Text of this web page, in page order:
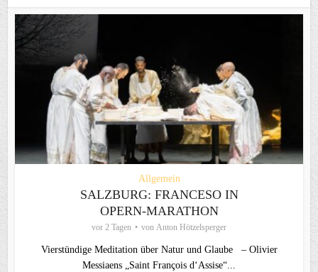
Allgemein
SALZBURG: FRANCESO IN
OPERN-MARATHON
vor 2 Tagen von Anton Hötzelsperger
Vierstündige Meditation über Natur und Glaube – Olivier
Messiaens „Saint François d‘Assise“...